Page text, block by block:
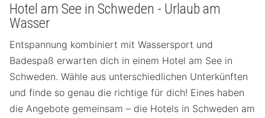
Hotel am See in Schweden - Urlaub am
Wasser
Entspannung kombiniert mit Wassersport und
Badespaß erwarten dich in einem Hotel am See in
Schweden. Wähle aus unterschiedlichen Unterkünften
und finde so genau die richtige für dich! Eines haben
die Angebote gemeinsam – die Hotels in Schweden am